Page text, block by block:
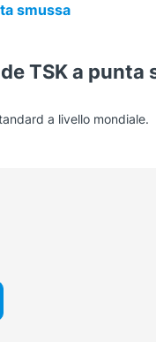
smussa
TSK a punta
a livello mondiale.